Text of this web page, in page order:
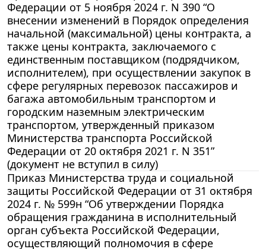
Федерации от 5 ноября 2024 г. N 390 “О
внесении изменений в Порядок определения
начальной (максимальной) цены контракта, а
также цены контракта, заключаемого с
единственным поставщиком (подрядчиком,
исполнителем), при осуществлении закупок в
сфере регулярных перевозок пассажиров и
багажа автомобильным транспортом и
городским наземным электрическим
транспортом, утвержденный приказом
Министерства транспорта Российской
Федерации от 20 октября 2021 г. N 351”
(документ не вступил в силу)
Приказ Министерства труда и социальной
защиты Российской Федерации от 31 октября
2024 г. № 599н “Об утверждении Порядка
обращения гражданина в исполнительный
орган субъекта Российской Федерации,
осуществляющий полномочия в сфере